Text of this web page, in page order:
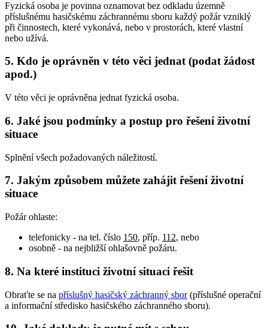
Fyzická osoba je povinna oznamovat bez odkladu územně
příslušnému hasičskému záchrannému sboru každý požár vzniklý
při činnostech, které vykonává, nebo v prostorách, které vlastní
nebo užívá.
5. Kdo je oprávněn v této věci jednat (podat žádost
apod.)
V této věci je oprávněna jednat fyzická osoba.
6. Jaké jsou podmínky a postup pro řešení životní
situace
Splnění všech požadovaných náležitostí.
7. Jakým způsobem můžete zahájit řešení životní
situace
Požár ohlaste:
telefonicky - na tel. číslo 150, příp. 112, nebo
osobně - na nejbližší ohlašovně požáru.
8. Na které instituci životní situaci řešit
Obraťte se na příslušný hasičský záchranný sbor(příslušné operační
a informační středisko hasičského záchranného sboru).